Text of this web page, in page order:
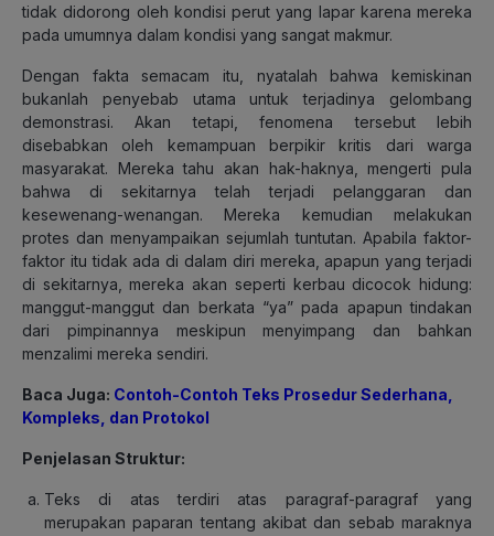
tidak didorong oleh kondisi perut yang lapar karena mereka
pada umumnya dalam kondisi yang sangat makmur.
Dengan fakta semacam itu, nyatalah bahwa kemiskinan
bukanlah penyebab utama untuk terjadinya gelombang
demonstrasi. Akan tetapi, fenomena tersebut lebih
disebabkan oleh kemampuan berpikir kritis dari warga
masyarakat. Mereka tahu akan hak-haknya, mengerti pula
bahwa di sekitarnya telah terjadi pelanggaran dan
kesewenang-wenangan. Mereka kemudian melakukan
protes dan menyampaikan sejumlah tuntutan. Apabila faktor-
faktor itu tidak ada di dalam diri mereka, apapun yang terjadi
di sekitarnya, mereka akan seperti kerbau dicocok hidung:
manggut-manggut dan berkata “ya” pada apapun tindakan
dari pimpinannya meskipun menyimpang dan bahkan
menzalimi mereka sendiri.
Baca Juga: Contoh-Contoh Teks Prosedur Sederhana,
Kompleks, dan Protokol
Penjelasan Struktur:
Teks di atas terdiri atas paragraf-paragraf yang
merupakan paparan tentang akibat dan sebab maraknya